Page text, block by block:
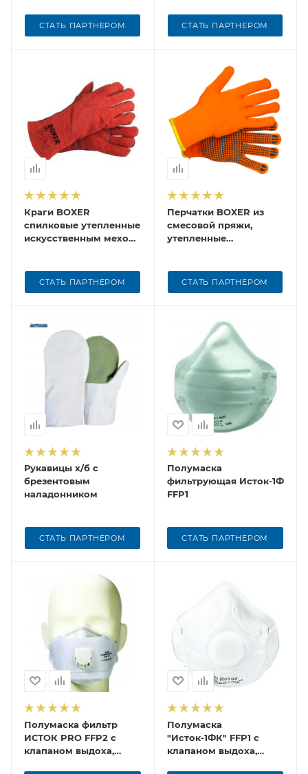
СТАТЬ ПАРТНЕРОМ
покрытием ULTIMA,
ULT720
СТАТЬ ПАРТНЕРОМ
Краги BOXER
спилковые утепленные
искусственным мехом,
СТАТЬ ПАРТНЕРОМ
Перчатки BOXER из
смесовой пряжи,
утепленные
СТАТЬ ПАРТНЕРОМ
Рукавицы х/б с
брезентовым
наладонником
СТАТЬ ПАРТНЕРОМ
Полумаска
фильтрующая Исток-1Ф
FFP1
СТАТЬ ПАРТНЕРОМ
Полумаска фильтр
ИСТОК PRO FFP2 с
клапаном выдоха,
Полумаска
"Исток-1ФК" FFP1 с
клапаном выдоха,